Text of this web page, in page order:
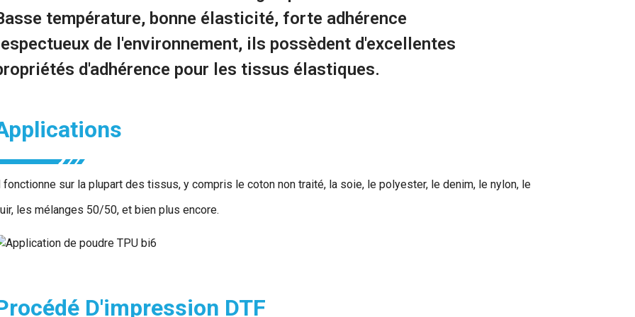
température, bonne élasticité, forte adhérence
de l'environnement, ils possèdent d'excellentes
d'adhérence pour les tissus élastiques.
fonctionne sur la plupart des tissus, y compris le coton non traité, la soie, le polyester, le denim, le nylon, le
les mélanges 50/50, et bien plus encore.
D'impression DTF